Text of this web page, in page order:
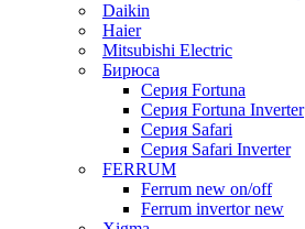
Daikin
Haier
Mitsubishi Electric
Бирюса
Серия Fortuna
Серия Fortuna Inverter
Серия Safari
Серия Safari Inverter
FERRUM
Ferrum new on/off
Ferrum invertor new